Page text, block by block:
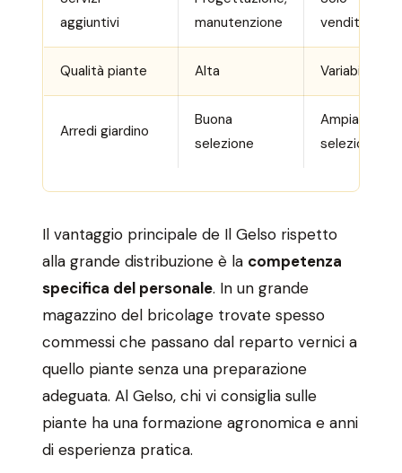
aggiuntivi
manutenzione
vendita
Qualità piante Alta Variabile
Arredi giardino
Buona
selezione
Ampia
selezione
Il vantaggio principale de Il Gelso rispetto
alla grande distribuzione è la competenza
specifica del personale. In un grande
magazzino del bricolage trovate spesso
commessi che passano dal reparto vernici a
quello piante senza una preparazione
adeguata. Al Gelso, chi vi consiglia sulle
piante ha una formazione agronomica e anni
di esperienza pratica.